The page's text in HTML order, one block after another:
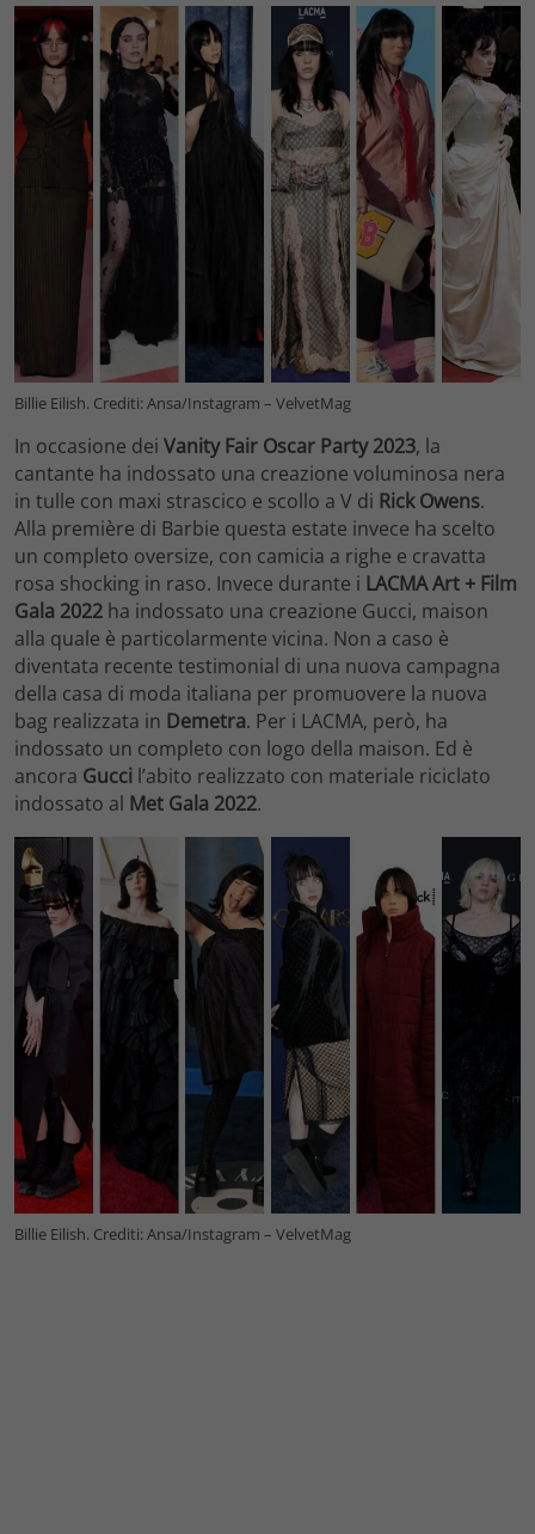
Billie Eilish. Crediti: Ansa/Instagram – VelvetMag
In occasione dei Vanity Fair Oscar Party 2023, la
cantante ha indossato una creazione voluminosa nera
in tulle con maxi strascico e scollo a V di Rick Owens.
Alla première di Barbie questa estate invece ha scelto
un completo oversize, con camicia a righe e cravatta
rosa shocking in raso. Invece durante i LACMA Art + Film
Gala 2022 ha indossato una creazione Gucci, maison
alla quale è particolarmente vicina. Non a caso è
diventata recente testimonial di una nuova campagna
della casa di moda italiana per promuovere la nuova
bag realizzata in Demetra. Per i LACMA, però, ha
indossato un completo con logo della maison. Ed è
ancora Gucci l’abito realizzato con materiale riciclato
indossato al Met Gala 2022.
Billie Eilish. Crediti: Ansa/Instagram – VelvetMag